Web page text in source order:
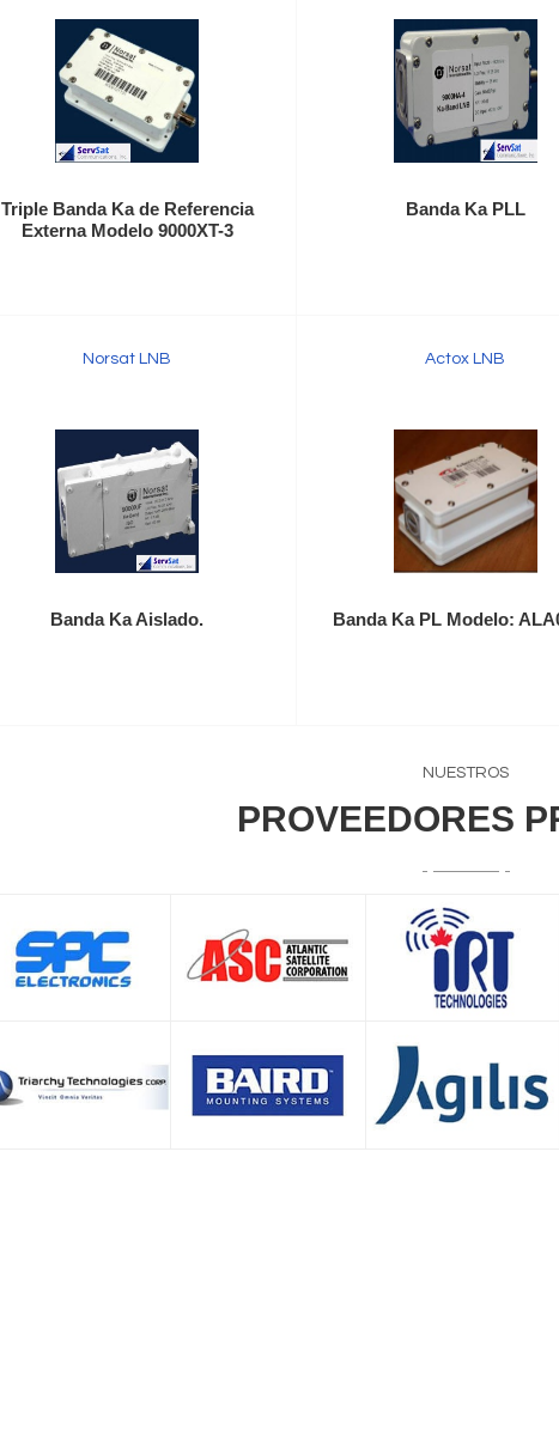
Triple Banda Ka de Referencia
Externa Modelo 9000XT-3
Banda Ka PLL
Norsat LNB
Banda Ka Aislado.
Actox LNB
Banda Ka PL Modelo:
NUESTROS
PROVEEDORES